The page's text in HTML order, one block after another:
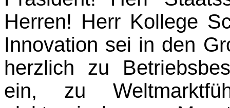
Herren! Herr Kollege
Innovation sei in den
herzlich zu
ein, zu